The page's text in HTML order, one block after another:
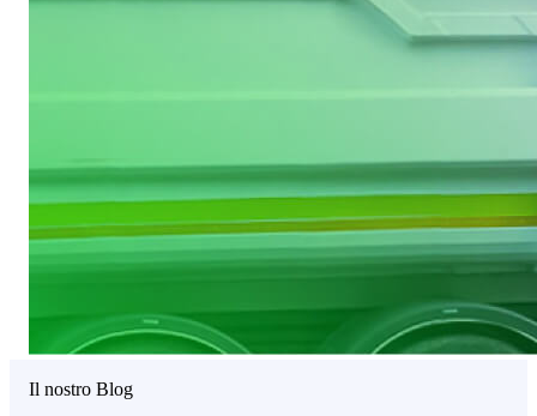
Il nostro Blog